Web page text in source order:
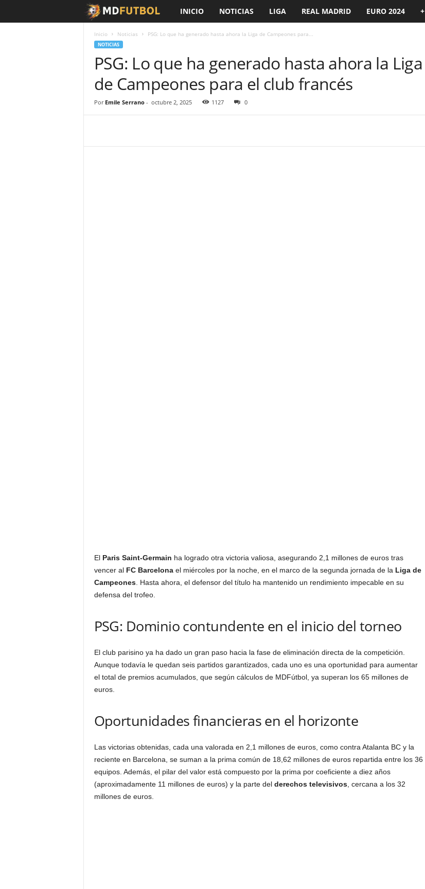
D
t
o
INICIO NOTICIAS LIGA REAL MADRID EURO 2024 +
Inicio Noticias PSG: Lo que ha generado hasta ahora la Liga de Campeones para...
NOTICIAS
PSG: Lo que ha generado hasta ahora la Liga
de Campeones para el club francés
Por Emile Serrano- octubre 2, 2025 1127 0
El Paris Saint-Germain ha logrado otra victoria valiosa, asegurando 2,1 millones de euros tras
vencer al FC Barcelonael miércoles por la noche, en el marco de la segunda jornada de la Liga de
Campeones. Hasta ahora, el defensor del título ha mantenido un rendimiento impecable en su
defensa del trofeo.
PSG: Dominio contundente en el inicio del torneo
El club parisino ya ha dado un gran paso hacia la fase de eliminación directa de la competición.
Aunque todavía le quedan seis partidos garantizados, cada uno es una oportunidad para aumentar
el total de premios acumulados, que según cálculos de MDFútbol, ya superan los 65 millones de
euros.
Oportunidades financieras en el horizonte
Las victorias obtenidas, cada una valorada en 2,1 millones de euros, como contra Atalanta BC y la
reciente en Barcelona, se suman a la prima común de 18,62 millones de euros repartida entre los 36
equipos. Además, el pilar del valor está compuesto por la prima por coeficiente a diez años
(aproximadamente 11 millones de euros) y la parte del derechos televisivos, cercana a los 32
millones de euros.